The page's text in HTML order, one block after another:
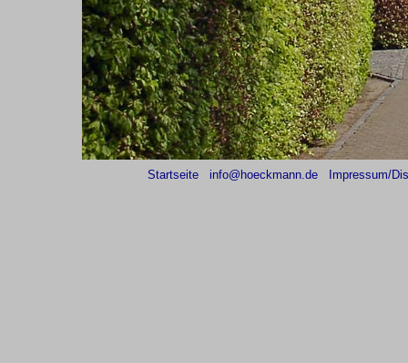
Startseite info@hoeckmann.de Impressum/